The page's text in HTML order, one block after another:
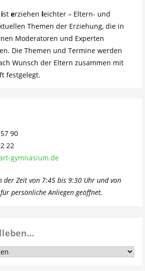
ist erziehen leichter – Eltern- und
Themen der Erziehung, die in
Moderatoren und Experten
Die Themen und Termine werden
Wunsch der Eltern zusammen mit
festgelegt.
90
22
gymnasium.de
der Zeit von 7:45 bis 9:30 Uhr und von
persönliche Anliegen geöffnet.